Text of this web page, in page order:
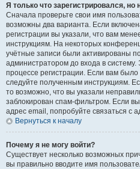
Я только что зарегистрировался, но
Сначала проверьте свои имя
возможны два варианта. Если
регистрации вы указали, что вам
инструкциям. На некоторых
учётные записи были активированы
администратором до входа в
процессе регистрации. Если вам
следуйте полученным инструкциям.
то возможно, что вы указали
заблокирован спам-фильтром. Если
адрес email, попробуйте связаться с
Вернуться к началу
Почему я не могу войти?
Существует несколько возможных
вы правильно вводите имя